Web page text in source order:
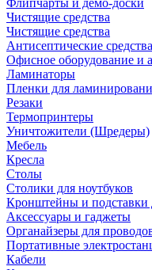
Флипчарты и демо-доски
Чистящие средства
Чистящие средства
Антисептические средства
Офисное оборудование и
Ламинаторы
Пленки для
Резаки
Термопринтеры
Уничтожители (Шредеры)
Мебель
Кресла
Столы
Столики для ноутбуков
Кронштейны и подставки
Аксессуары и гаджеты
Органайзеры для
Портативные
Кабели